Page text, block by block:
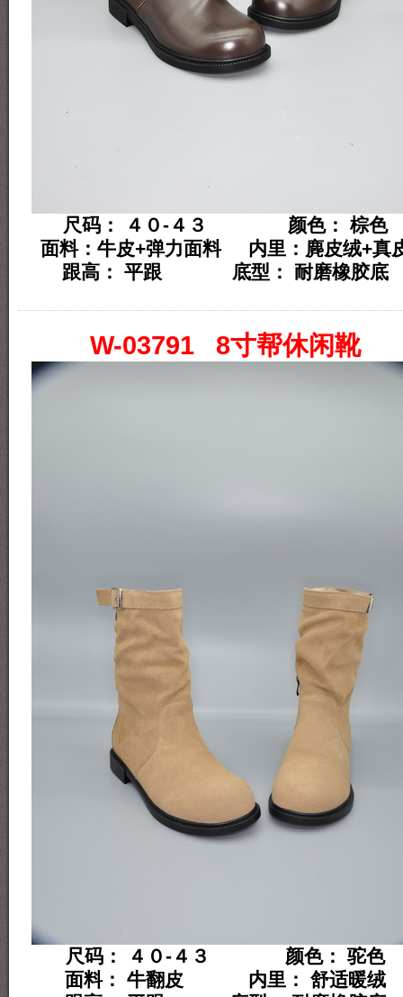
尺码： ４０-４３ 颜色： 棕色
面料：牛皮+弹力面料 内里：麂皮绒+真
跟高： 平跟 底型： 耐磨橡胶底
W-03791 8寸帮休闲靴
尺码： ４０-４３ 颜色： 驼色
面料： 牛翻皮 内里： 舒适暖绒